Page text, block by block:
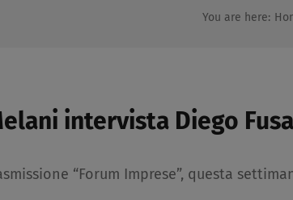
You are here:
intervista Diego
“Forum Imprese”, questa